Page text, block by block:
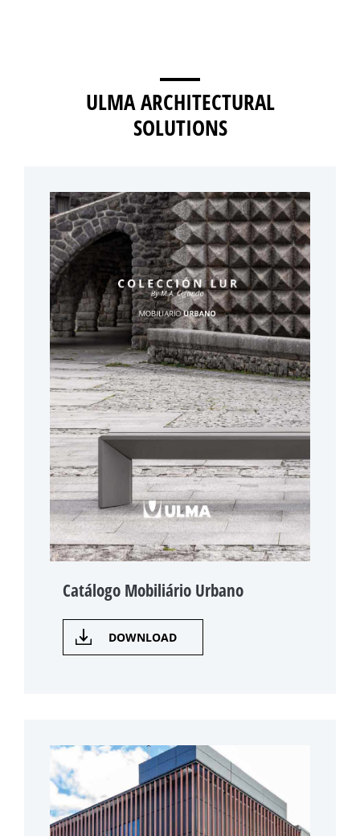
ULMA ARCHITECTURAL
SOLUTIONS
Catálogo Mobiliário Urbano
DOWNLOAD